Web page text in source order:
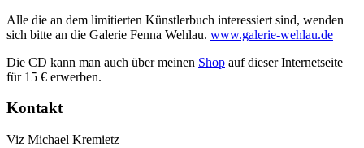
Alle die an dem limitierten Künstlerbuch interessiert sind, wenden
sich bitte an die Galerie Fenna Wehlau. www.galerie-wehlau.de
Die CD kann man auch über meinen Shop auf dieser Internetseite
für 15 € erwerben.
Kontakt
Viz Michael Kremietz